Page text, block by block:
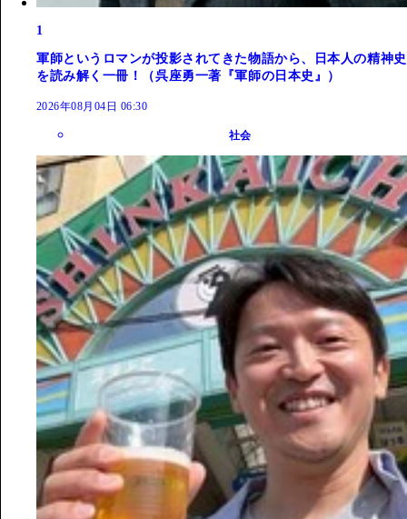
1
軍師というロマンが投影されてきた物語から、日本人の精神史
を読み解く一冊！（呉座勇一著『軍師の日本史』）
2026年08月04日 06:30
社会